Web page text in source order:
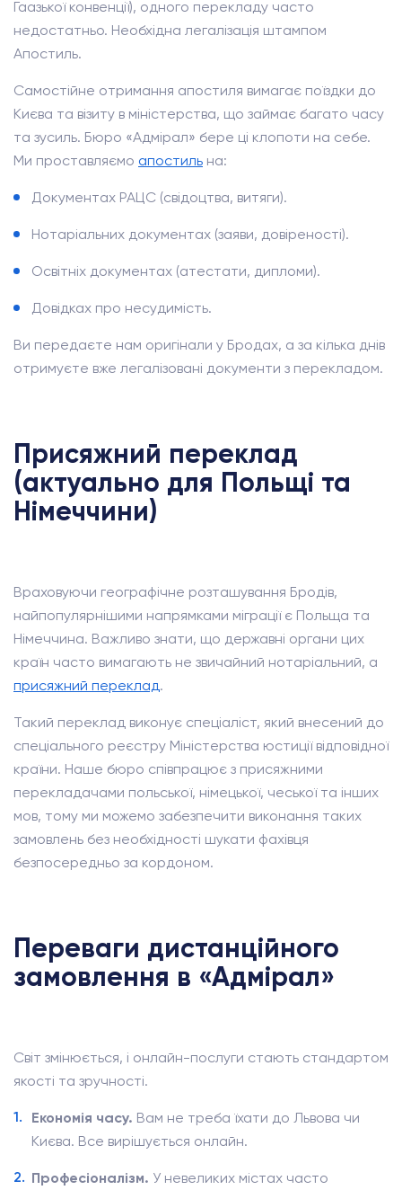
Гаазької конвенції), одного перекладу часто
недостатньо. Необхідна легалізація штампом
Апостиль.
Самостійне отримання апостиля вимагає поїздки до
Києва та візиту в міністерства, що займає багато часу
та зусиль. Бюро «Адмірал» бере ці клопоти на себе.
Ми проставляємо апостиль на:
Документах РАЦС (свідоцтва, витяги).
Нотаріальних документах (заяви, довіреності).
Освітніх документах (атестати, дипломи).
Довідках про несудимість.
Ви передаєте нам оригінали у Бродах, а за кілька днів
отримуєте вже легалізовані документи з перекладом.
Присяжний переклад
(актуально для Польщі та
Німеччини)
Враховуючи географічне розташування Бродів,
найпопулярнішими напрямками міграції є Польща та
Німеччина. Важливо знати, що державні органи цих
країн часто вимагають не звичайний нотаріальний, а
присяжний переклад.
Такий переклад виконує спеціаліст, який внесений до
спеціального реєстру Міністерства юстиції відповідної
країни. Наше бюро співпрацює з присяжними
перекладачами польської, німецької, чеської та інших
мов, тому ми можемо забезпечити виконання таких
замовлень без необхідності шукати фахівця
безпосередньо за кордоном.
Переваги дистанційного
замовлення в «Адмірал»
Світ змінюється, і онлайн-послуги стають стандартом
якості та зручності.
Економія часу. Вам не треба їхати до Львова чи
Києва. Все вирішується онлайн.
Професіоналізм. У невеликих містах часто